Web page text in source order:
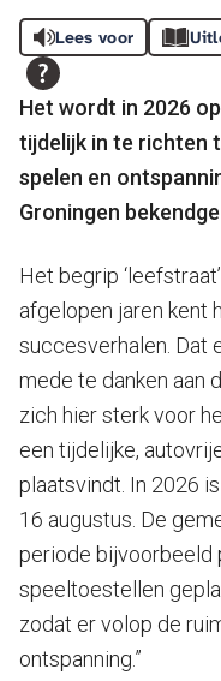
Lees voor
Het wordt in 2026
tijdelijk in te richten
spelen en
Groningen
Het begrip
afgelopen jaren kent
succesverhalen. Dat
mede te danken aan
zich hier sterk voor
een tijdelijke,
plaatsvindt. In 2026
16 augustus. De
periode bijvoorbeeld
speeltoestellen
zodat er volop de
ontspanning.”